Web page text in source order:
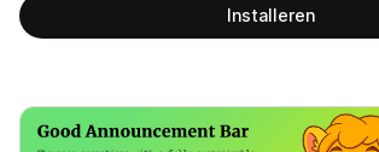
Installeren